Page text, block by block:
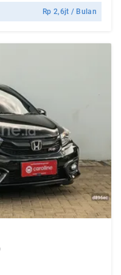
Rp2,6jt / Bulan